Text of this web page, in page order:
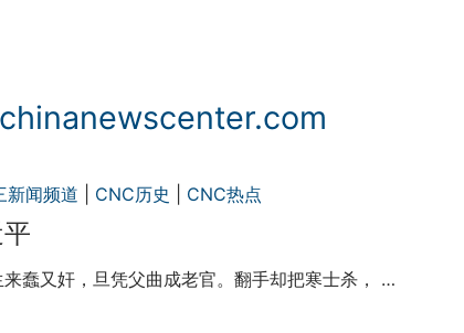
新闻频道 CNC历史 CNC热点
来蠢又奸，旦凭父曲成老官。翻手却把寒士杀， …